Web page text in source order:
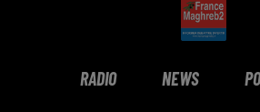
RADIO NEWS